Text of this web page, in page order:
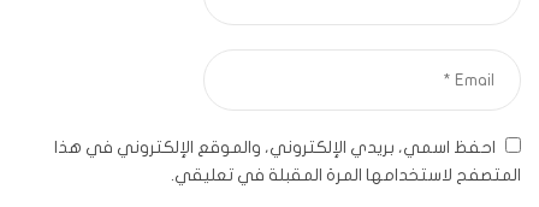
احفظ اسمي، بريدي الإلكتروني، والموقع الإلكتروني في هذا
المتصفح لاستخدامها المرة المقبلة في تعليقي.